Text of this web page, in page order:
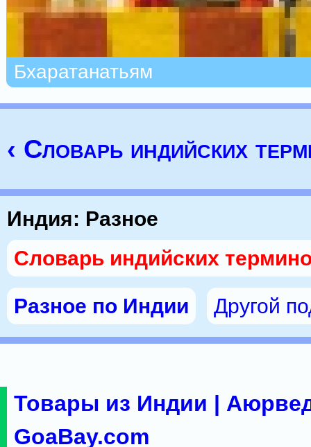
Бхаратанатьям
‹ Словарь индийских
Индия: Разное
Словарь индийских
Разное по Индии Другой
Товары из Индии |
GoaBay.com